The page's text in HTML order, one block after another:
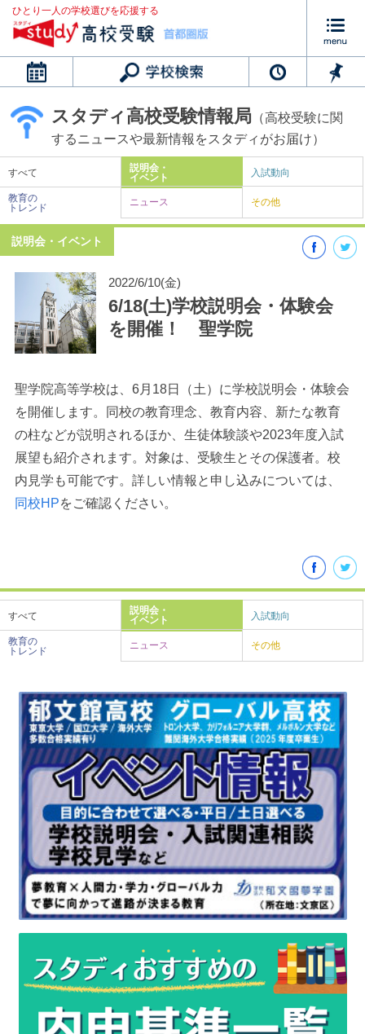
ひとり一人の学校選びを応援する
カレンダー
ブックマークした学校
スタディ高校受験情報局 （高校受験に関
するニュースや最新情報をスタディがお届け）
すべて
説明会・
イベント
入試動向
教育の
トレンド
ニュース その他
説明会・イベント
2022/6/10(金)
6/18(土)学校説明会・体験会
を開催！ 聖学院
聖学院高等学校は、6月18日（土）に学校説明会・体験会
を開催します。同校の教育理念、教育内容、新たな教育
の柱などが説明されるほか、生徒体験談や2023年度入試
展望も紹介されます。対象は、受験生とその保護者。校
内見学も可能です。詳しい情報と申し込みについては、
同校HPをご確認ください。
すべて
説明会・
イベント
入試動向
教育の
トレンド
ニュース その他